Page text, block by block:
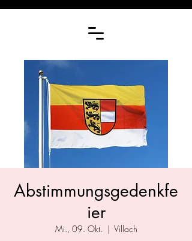
Abstimmungsgedenkfe
ier
Mi., 09. Okt.
  |
Villach